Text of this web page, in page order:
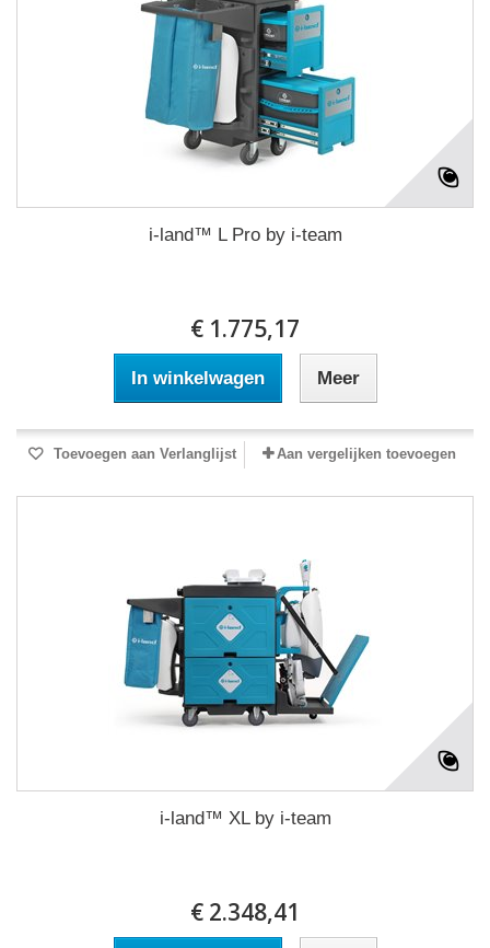
i-land™ L Pro by i-team
€ 1.775,17
In winkelwagen Meer
Toevoegen aan Verlanglijst Aan vergelijken toevoegen
i-land™ XL by i-team
€ 2.348,41